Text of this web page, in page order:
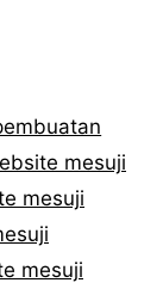
mesuji
mesuji
mesuji